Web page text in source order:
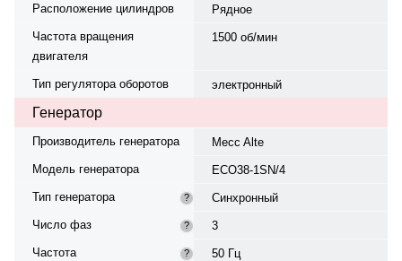
Расположение цилиндров
Рядное
Частота вращения
двигателя
1500 об/мин
Тип регулятора оборотов электронный
Генератор
Производитель генератора
Mecc Alte
Модель генератора
ECO38-1SN/4
Тип генератора
?
Синхронный
Число фаз
?
3
Частота
? 50 Гц